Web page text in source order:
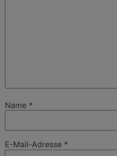
Name *
E-Mail-Adresse *